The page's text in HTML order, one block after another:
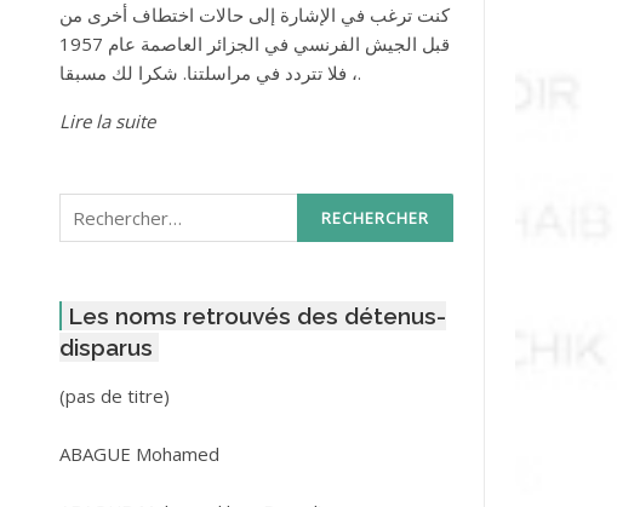
كنت ترغب في الإشارة إلى حالات اختطاف أخرى من
قبل الجيش الفرنسي في الجزائر العاصمة عام 1957
، فلا تتردد في مراسلتنا. شكرا لك مسبقا.
Lire la suite
Rechercher :
Les noms retrouvés des détenus-
disparus
(pas de titre)Post
3416
ABAGUE Mohamed